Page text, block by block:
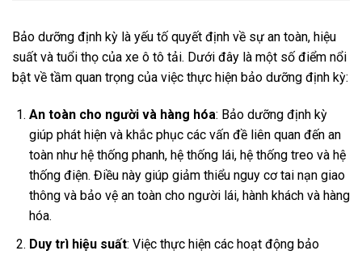
Bảo dưỡng định kỳ là yếu tố quyết định về sự an toàn, hiệu
suất và tuổi thọ của xe ô tô tải. Dưới đây là một số điểm nổi
bật về tầm quan trọng của việc thực hiện bảo dưỡng định kỳ:
An toàn cho người và hàng hóa: Bảo dưỡng định kỳ
giúp phát hiện và khắc phục các vấn đề liên quan đến an
toàn như hệ thống phanh, hệ thống lái, hệ thống treo và hệ
thống điện. Điều này giúp giảm thiểu nguy cơ tai nạn giao
thông và bảo vệ an toàn cho người lái, hành khách và hàng
hóa.
Duy trì hiệu suất: Việc thực hiện các hoạt động bảo